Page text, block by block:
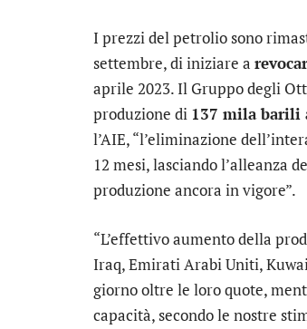
I prezzi del petrolio sono
settembre, di iniziare a
aprile 2023. Il Gruppo degli
produzione di 137 mila barili
l’AIE, “l’eliminazione
12 mesi, lasciando l’alleanza
produzione ancora in vigore”.
“L’effettivo aumento della
Iraq, Emirati Arabi Uniti,
giorno oltre le loro quote,
capacità, secondo le nostre